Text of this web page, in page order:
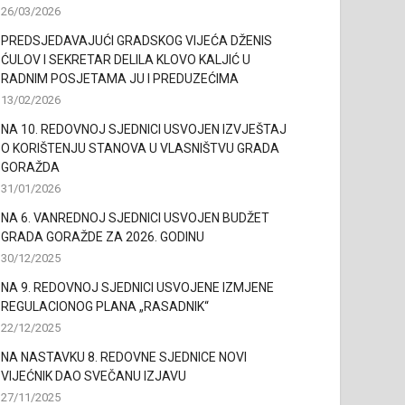
26/03/2026
PREDSJEDAVAJUĆI GRADSKOG VIJEĆA DŽENIS
ĆULOV I SEKRETAR DELILA KLOVO KALJIĆ U
RADNIM POSJETAMA JU I PREDUZEĆIMA
13/02/2026
NA 10. REDOVNOJ SJEDNICI USVOJEN IZVJEŠTAJ
O KORIŠTENJU STANOVA U VLASNIŠTVU GRADA
GORAŽDA
31/01/2026
NA 6. VANREDNOJ SJEDNICI USVOJEN BUDŽET
GRADA GORAŽDE ZA 2026. GODINU
30/12/2025
NA 9. REDOVNOJ SJEDNICI USVOJENE IZMJENE
REGULACIONOG PLANA „RASADNIK“
22/12/2025
NA NASTAVKU 8. REDOVNE SJEDNICE NOVI
VIJEĆNIK DAO SVEČANU IZJAVU
27/11/2025